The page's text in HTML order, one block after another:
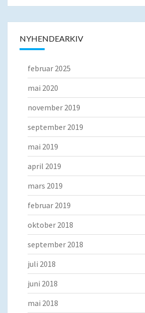
NYHENDEARKIV
februar 2025
mai 2020
november 2019
september 2019
mai 2019
april 2019
mars 2019
februar 2019
oktober 2018
september 2018
juli 2018
juni 2018
mai 2018